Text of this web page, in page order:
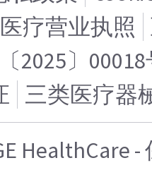
医疗营业执照
2025〕
三类医疗器
HealthCare